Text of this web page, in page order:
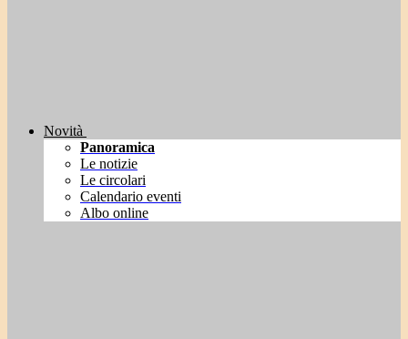
Novità
Panoramica
Le notizie
Le circolari
Calendario eventi
Albo online